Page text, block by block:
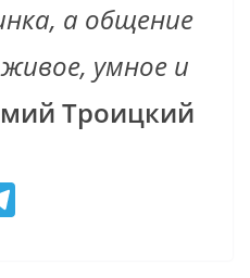
а общение
умное и
Троицкий